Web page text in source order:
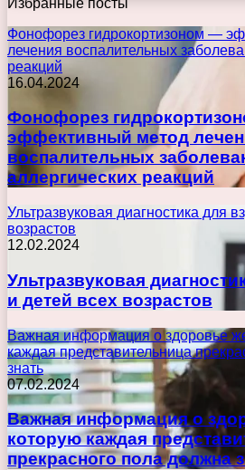
Фонофорез гидрокортизоном —
лечения воспалительных
реакций
16.04.2024
Фонофорез
эффективный метод
воспалительных
аллергических реакций
Ультразвуковая диагностика для
возрастов
12.02.2024
Ультразвуковая
и детей всех возрастов
Важная информация о здоровье
каждая представительница
знать
07.02.2024
Важная информация о
которую каждая
прекрасного пола должна